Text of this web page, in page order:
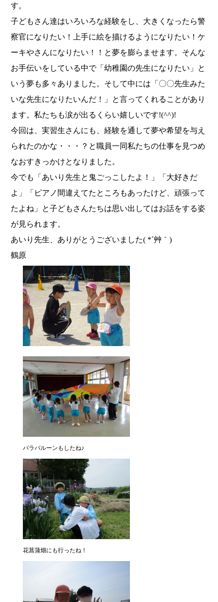
す。
子どもさん達はいろいろな経験をし、大きくなったら警
察官になりたい！上手に絵を描けるようになりたい！ケ
ーキやさんになりたい！！と夢を膨らませます。そんな
お手伝いをしている中で「幼稚園の先生になりたい」と
いう夢も多々ありました。そして中には「〇〇先生みた
いな先生になりたいんだ！」と言ってくれることがあり
ます。私たちも涙が出るくらい嬉しいです!(^^)!
今回は、実習生さんにも、経験を通して夢や希望を与え
られたのかな・・・？と職員一同私たちの仕事を見つめ
なおすきっかけとなりました。
今でも「あいり先生と鬼ごっこしたよ！」「大好きだ
よ」「ピアノ間違えてたところもあったけど、頑張って
たよね」と子どもさんたちは思い出してはお話をする姿
が見られます。
あいり先生、ありがとうございました( *´艸｀)
鶴原
パラバルーンもしたね♪
花菖蒲畑にも行ったね！